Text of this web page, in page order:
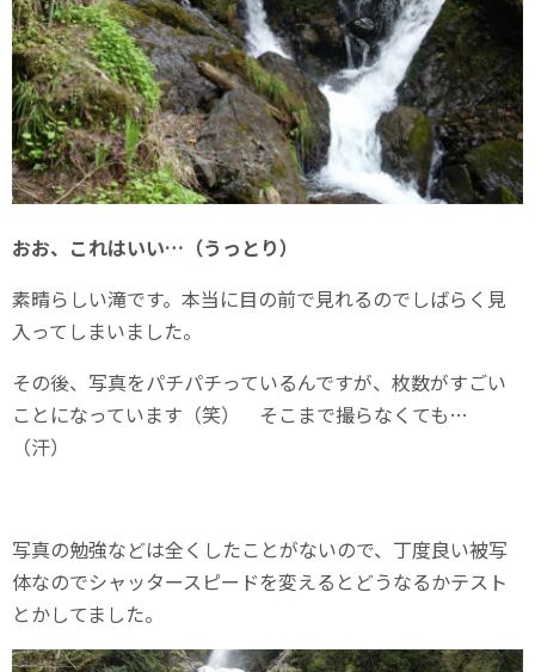
おお、これはいい…（うっとり）
素晴らしい滝です。本当に目の前で見れるのでしばらく見
入ってしまいました。
その後、写真をパチパチっているんですが、枚数がすごい
ことになっています（笑） そこまで撮らなくても…
（汗）
写真の勉強などは全くしたことがないので、丁度良い被写
体なのでシャッタースピードを変えるとどうなるかテスト
とかしてました。